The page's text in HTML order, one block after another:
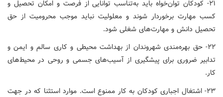
۲۱- کودکان توان‌خواه باید به‌تناسب توانایی از فرصت و امکان تحصیل و
کسب مهارت برخوردار شوند و معلولیت نباید موجب محرومیت از حق
تحصیل دانش و مهارت‌های شغلی شود.
۲۲- حق بهره‌مندی شهروندان از بهداشت محیطی و کاری سالم و ایمن و
تدابیر ضروری برای پیشگیری از آسیب‌های جسمی و روحی در محیط‌های
کار.
۲۳- اشتغال اجباری کودکان به کار ممنوع است. موارد استثنا که در جهت